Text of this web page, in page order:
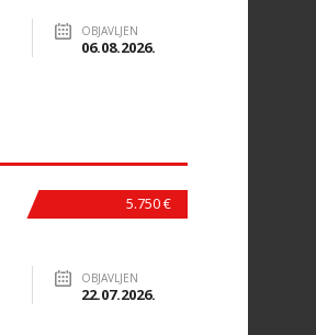
OBJAVLJEN
06.08.2026.
5.750 €
OBJAVLJEN
22.07.2026.